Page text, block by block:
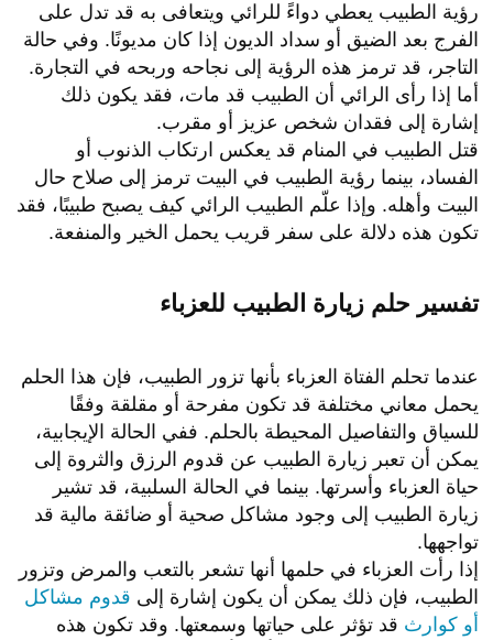
رؤية الطبيب يعطي دواءً للرائي ويتعافى به قد تدل على
الفرج بعد الضيق أو سداد الديون إذا كان مديونًا. وفي حالة
التاجر، قد ترمز هذه الرؤية إلى نجاحه وربحه في التجارة.
أما إذا رأى الرائي أن الطبيب قد مات، فقد يكون ذلك
إشارة إلى فقدان شخص عزيز أو مقرب.
قتل الطبيب في المنام قد يعكس ارتكاب الذنوب أو
الفساد، بينما رؤية الطبيب في البيت ترمز إلى صلاح حال
البيت وأهله. وإذا علّم الطبيب الرائي كيف يصبح طبيبًا، فقد
تكون هذه دلالة على سفر قريب يحمل الخير والمنفعة.
تفسير حلم زيارة الطبيب للعزباء
عندما تحلم الفتاة العزباء بأنها تزور الطبيب، فإن هذا الحلم
يحمل معاني مختلفة قد تكون مفرحة أو مقلقة وفقًا
للسياق والتفاصيل المحيطة بالحلم. ففي الحالة الإيجابية،
يمكن أن تعبر زيارة الطبيب عن قدوم الرزق والثروة إلى
حياة العزباء وأسرتها. بينما في الحالة السلبية، قد تشير
زيارة الطبيب إلى وجود مشاكل صحية أو ضائقة مالية قد
تواجهها.
إذا رأت العزباء في حلمها أنها تشعر بالتعب والمرض وتزور
الطبيب، فإن ذلك يمكن أن يكون إشارة إلى قدوم مشاكل
أو كوارث قد تؤثر على حياتها وسمعتها. وقد تكون هذه